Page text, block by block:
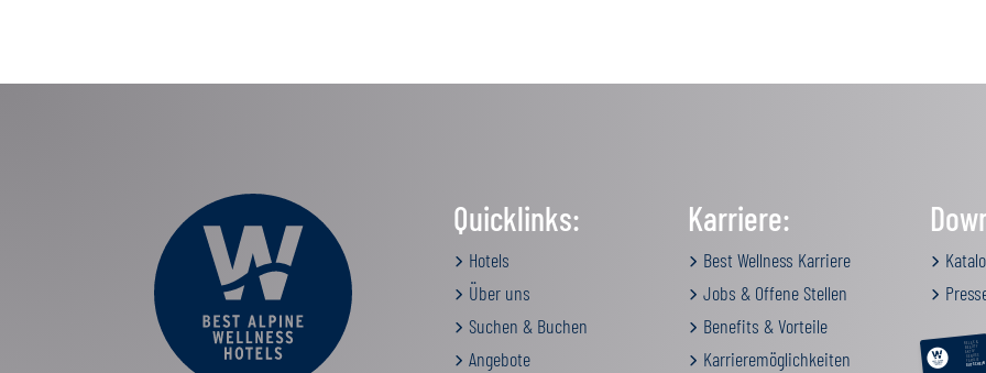
Quicklinks:
Hotels
Über uns
Suchen & Buchen
Angebote
Karriere:
Best Wellness Karriere
Jobs & Offene Stellen
Benefits & Vorteile
Karrieremöglichkeiten
RELAX &
BEAUTY
AKTIV
GENUSS
FAMILIE
GUTSCHEIN